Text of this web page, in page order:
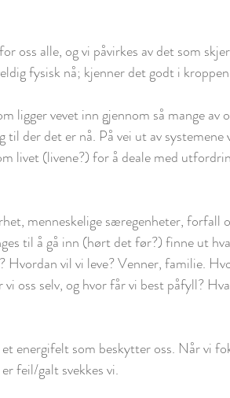
oss alle, og vi påvirkes av det som
fysisk nå; kjenner det godt i
ligger vevet inn gjennom så mange av
der det er nå. På vei ut av systemene
livet (livene?) for å deale med
menneskelige særegenheter, forfall
til å gå inn (hørt det før?) finne ut
Hvordan vil vi leve? Venner, familie.
oss selv, og hvor får vi best påfyll?
energifelt som beskytter oss. Når vi
feil/galt svekkes vi.